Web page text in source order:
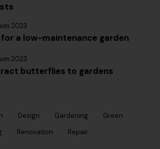
2023
a low-maintenance garden
2023
butterflies to gardens
Design Gardening
Green
Renovation Repair